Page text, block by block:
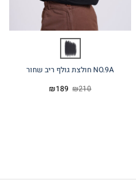
NO.9A חולצת גולף ריב שחור
₪210 המחיר
₪189 המחיר